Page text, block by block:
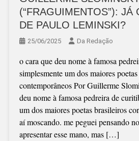
(“FRAGUIMENTOS”): JÁ
DE PAULO LEMINSKI?
25/06/2025 Da Redação
o cara que deu nome à famosa
simplesmente um dos maiores
contemporâneos Por Guillerme
deu nome à famosa pedreira de
um dos maiores poetas brasileiros
aí moscando. me peguei pensando
apresentar esse mano, mas […]